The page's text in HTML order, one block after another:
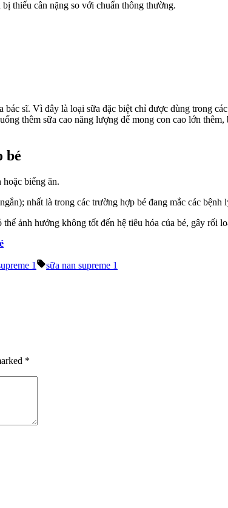
thiếu cân nặng so với chuẩn thông thường.
sĩ. Vì đây là loại sữa đặc biệt chỉ được dùng trong
thêm sữa cao năng lượng để mong con cao lớn
bé
biếng ăn.
nhất là trong các trường hợp bé đang mắc các
ảnh hưởng không tốt đến hệ tiêu hóa của bé, gây rối
1 Tags:
sữa nan supreme 1
*